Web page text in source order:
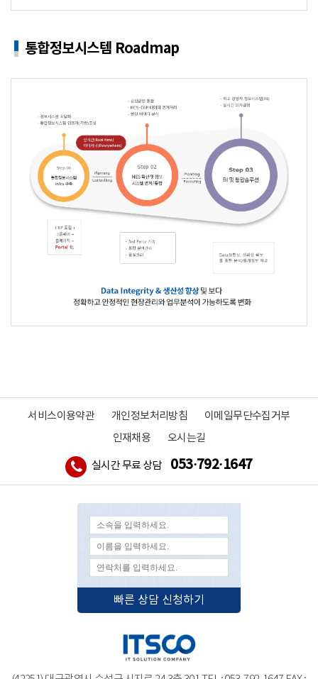
통합정보시스템 Roadmap
서비스이용약관 개인정보처리방침
이메일무단수집거부
인재채용
오시는길
실시간 무료 상담 053·792·1647
빠른 상담 신청하기